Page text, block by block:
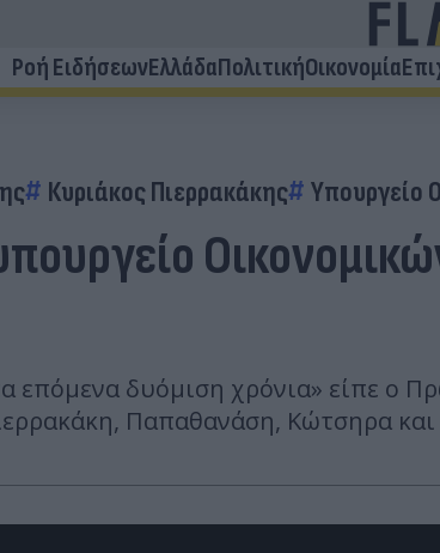
Ροή ΕιδήσεωνΕλλάδαΠολιτικήΟικονομία
Κυριάκος Πιερρακάκης Υπουργείο
επόμενα δυόμιση χρόνια» είπε ο
Παπαθανάση, Κώτσηρα